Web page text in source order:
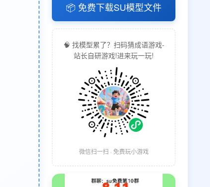
📦 免费下载SU模型文件
🧠 找模型累了？扫码猜成语游戏-
站长自研游戏!进来玩一玩!
微信扫一扫 · 免费玩小游戏